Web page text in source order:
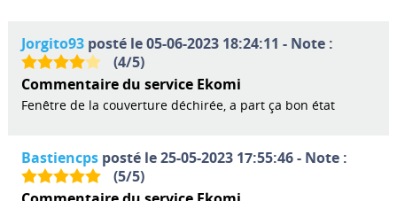
Jorgito93posté le 05-06-2023 18:24:11 - Note :
(4/5)
Commentaire du service Ekomi
Fenêtre de la couverture déchirée, a part ça bon état
Bastiencpsposté le 25-05-2023 17:55:46 - Note :
(5/5)